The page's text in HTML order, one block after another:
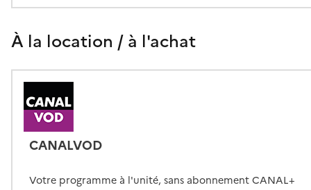
À la location / à l'achat
CANALVOD
Votre programme à l'unité, sans abonnement CANAL+